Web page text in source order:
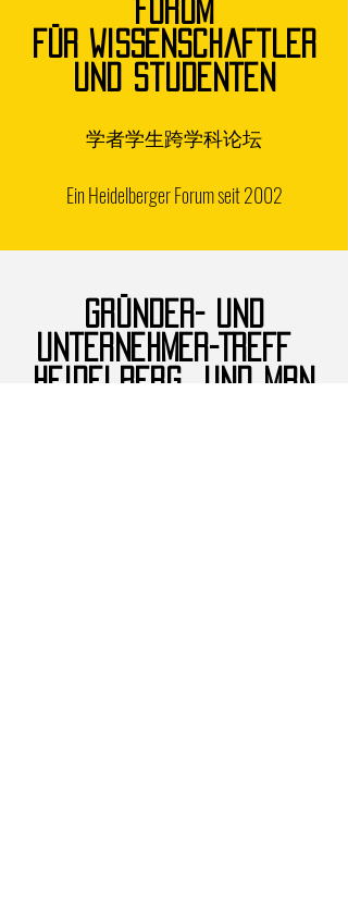
Forum
für Wissenschaftler
und Studenten
学者学生跨学科论坛
Ein Heidelberger Forum seit 2002
Gründer- und
Unternehmer-Treff
Heidelberg und MRN